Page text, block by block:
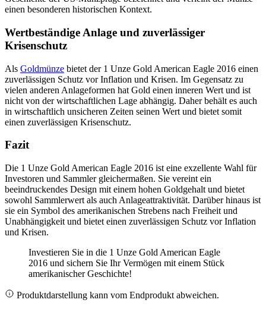
einen besonderen historischen Kontext.
Wertbeständige Anlage und zuverlässiger
Krisenschutz
Als Goldmünze bietet der 1 Unze Gold American Eagle 2016 einen
zuverlässigen Schutz vor Inflation und Krisen. Im Gegensatz zu
vielen anderen Anlageformen hat Gold einen inneren Wert und ist
nicht von der wirtschaftlichen Lage abhängig. Daher behält es auch
in wirtschaftlich unsicheren Zeiten seinen Wert und bietet somit
einen zuverlässigen Krisenschutz.
Fazit
Die 1 Unze Gold American Eagle 2016 ist eine exzellente Wahl für
Investoren und Sammler gleichermaßen. Sie vereint ein
beeindruckendes Design mit einem hohen Goldgehalt und bietet
sowohl Sammlerwert als auch Anlageattraktivität. Darüber hinaus ist
sie ein Symbol des amerikanischen Strebens nach Freiheit und
Unabhängigkeit und bietet einen zuverlässigen Schutz vor Inflation
und Krisen.
Investieren Sie in die 1 Unze Gold American Eagle
2016 und sichern Sie Ihr Vermögen mit einem Stück
amerikanischer Geschichte!
Produktdarstellung kann vom Endprodukt abweichen.